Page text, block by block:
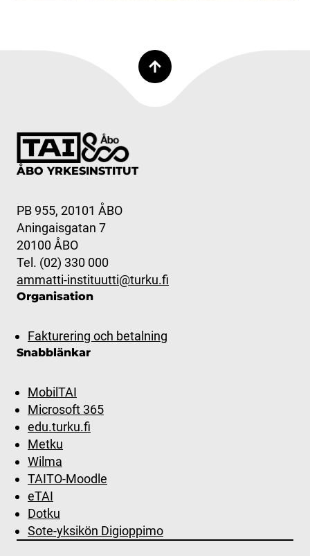
ÅBO YRKESINSTITUT
PB 955, 20101 ÅBO
Aningaisgatan 7
20100 ÅBO
Tel. (02) 330 000
ammatti-instituutti@turku.fi
Organisation
Fakturering och betalning
Snabblänkar
MobilTAI
Microsoft 365
edu.turku.fi
Metku
Wilma
TAITO-Moodle
eTAI
Dotku
Sote-yksikön Digioppimo